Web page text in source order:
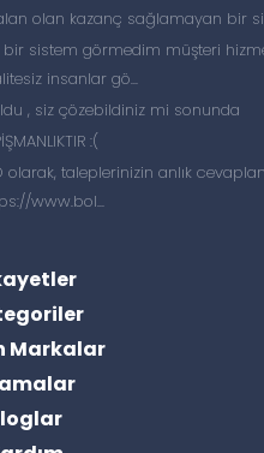
olan kazanç sağlamayan bir
sistem görmedim müşteri
insanlar gö...
, siz çözebildiniz mi sonunda
:(
olarak, taleplerinizin anlık
www.bol...
Markalar